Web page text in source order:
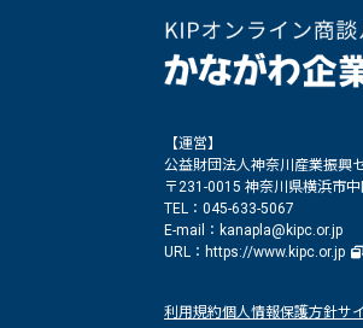
【運営】
公益財団法人神奈川産業振興
〒231-0015 神奈川県横浜市
TEL：045-633-5067
E-mail：kanapla@kipc.or.jp
URL： https://www.kipc.or.jp
利用規約個人情報保護方針サ